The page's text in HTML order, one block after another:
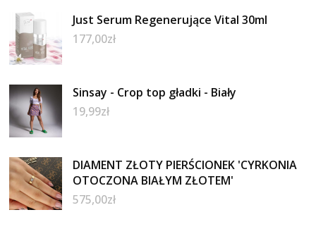
Just Serum Regenerujące Vital 30ml
177,00zł
Sinsay - Crop top gładki - Biały
19,99zł
DIAMENT ZŁOTY PIERŚCIONEK 'CYRKONIA
OTOCZONA BIAŁYM ZŁOTEM'
575,00zł